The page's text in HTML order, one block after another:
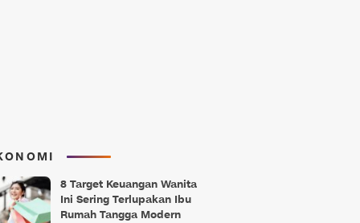
8 Target Keuangan Wanita
Ini Sering Terlupakan Ibu
Rumah Tangga Modern